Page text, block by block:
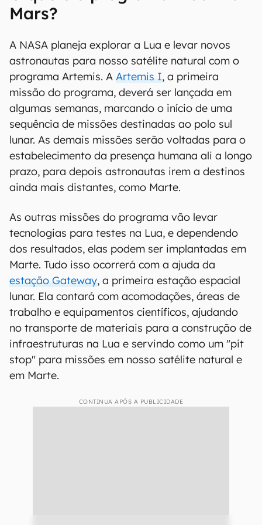
Mars?
A NASA planeja explorar a Lua e levar novos
astronautas para nosso satélite natural com o
programa Artemis. A Artemis I, a primeira
missão do programa, deverá ser lançada em
algumas semanas, marcando o início de uma
sequência de missões destinadas ao polo sul
lunar. As demais missões serão voltadas para o
estabelecimento da presença humana ali a longo
prazo, para depois astronautas irem a destinos
ainda mais distantes, como Marte.
As outras missões do programa vão levar
tecnologias para testes na Lua, e dependendo
dos resultados, elas podem ser implantadas em
Marte. Tudo isso ocorrerá com a ajuda da
estação Gateway, a primeira estação espacial
lunar. Ela contará com acomodações, áreas de
trabalho e equipamentos científicos, ajudando
no transporte de materiais para a construção de
infraestruturas na Lua e servindo como um "pit
stop" para missões em nosso satélite natural e
em Marte.
CONTINUA APÓS A PUBLICIDADE